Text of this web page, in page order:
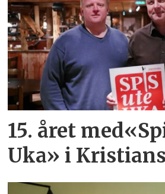
15. året
Uka» i